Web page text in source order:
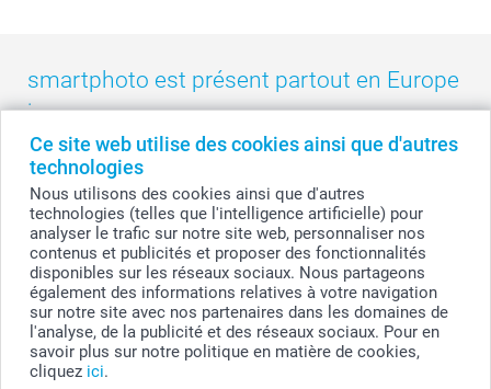
Ce site web utilise des cookies ainsi que d'autres
technologies
Nous utilisons des cookies ainsi que d'autres
technologies (telles que l'intelligence artificielle) pour
analyser le trafic sur notre site web, personnaliser nos
contenus et publicités et proposer des fonctionnalités
disponibles sur les réseaux sociaux. Nous partageons
également des informations relatives à votre navigation
sur notre site avec nos partenaires dans les domaines de
l'analyse, de la publicité et des réseaux sociaux. Pour en
savoir plus sur notre politique en matière de cookies,
cliquez ici.
smartphoto est présent partout en Europe
:
België - Belgique - Danmark - Deutschland - France - Ireland
- Nederland - Norge
Switzerland - Suomi - Sverige - United Kingdom
Other Countries
Tous les prix sont en francs suisses (CHF), TVA incluse et hors frais de port.